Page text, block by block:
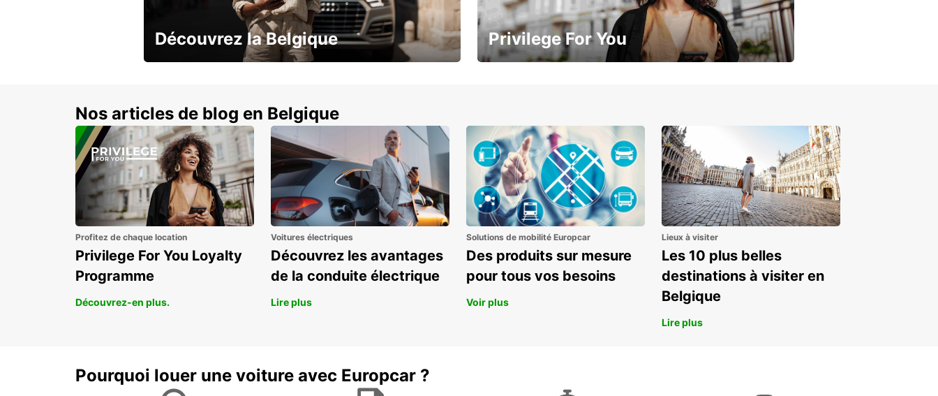
Découvrez la Belgique Privilege For You
Nos articles de blog en Belgique
Profitez de chaque location
Privilege For You Loyalty
Programme
Découvrez-en plus.
Voitures électriques
Découvrez les avantages
de la conduite électrique
Lire plus
Solutions de mobilité Europcar
Des produits sur mesure
pour tous vos besoins
Voir plus
Lieux à visiter
Les 10 plus belles
destinations à visiter en
Belgique
Lire plus
Pourquoi louer une voiture avec Europcar ?